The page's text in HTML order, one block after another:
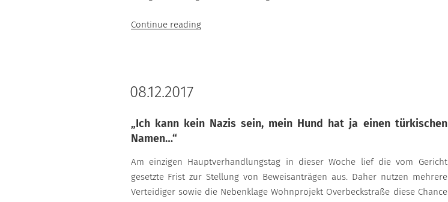
Continue reading“20.12.2017”
08.12.2017
„Ich kann kein Nazis sein, mein Hund hat ja einen türkischen
Namen…“
Am einzigen Hauptverhandlungstag in dieser Woche lief die vom Gericht
gesetzte Frist zur Stellung von Beweisanträgen aus. Daher nutzen mehrere
Verteidiger sowie die Nebenklage Wohnprojekt Overbeckstraße diese Chance